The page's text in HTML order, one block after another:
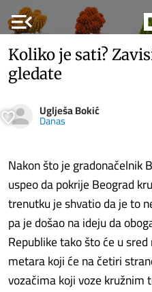
menu_open
Koliko je sati?
gledate
Uglješa Bokić
Danas
Nakon što je gradonačelnik
uspeo da pokrije Beograd
trenutku je shvatio da je to
pa je došao na ideju da
Republike tako što će u
metara koji će na četiri
vozačima koji voze kružnim